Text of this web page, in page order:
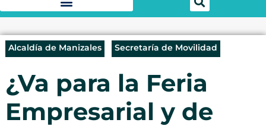
Alcaldía de Manizales Secretaría de Movilidad
¿Va para la Feria
Empresarial y de